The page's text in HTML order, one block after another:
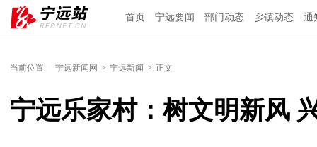
首页 宁远要闻 部门动态 乡镇动态 通
当前位置: 宁远新闻网 > 宁远新闻 > 正文
宁远乐家村：树文明新风